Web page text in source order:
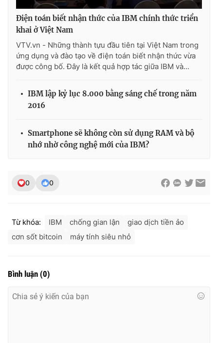
THỜI BÁO VTV
Theo dõi báo trên
Cơ quan báo chí:Thời báo VTV
Giấy phép hoạt động báo in và báo điện tử số 483/GP-BTTTT
Phó Tổng Biên tập:
Nguyễn Thị Mỹ Hạnh, Phạm Quốc Thắng,
Ðiện thoại Thời báo VTV:024.66 897 897
Email:toasoan@vtv.vn
Điện toán biết nhận thức của IBM chính thức triển
khai ở Việt Nam
VTV.vn - Những thành tựu đầu tiên tại Việt Nam trong
ứng dụng và đào tạo về điện toán biết nhận thức vừa
được công bố. Đây là kết quả hợp tác giữa IBM và...
IBM lập kỷ lục 8.000 bằng sáng chế trong năm
2016
Smartphone sẽ không còn sử dụng RAM và bộ
nhớ nhờ công nghệ mới của IBM?
0 0
Từ khóa: IBM chống gian lận
giao dịch tiền ảo
cơn sốt bitcoin
máy tính siêu nhỏ
Bình luận (0)